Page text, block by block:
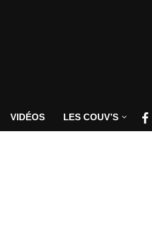
VIDÉOS LES COUV’S